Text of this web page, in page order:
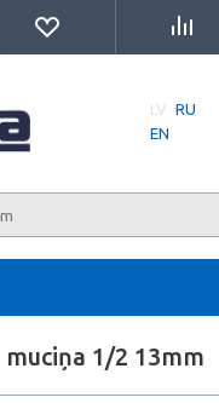
LV RU
EN
1/2 13mm